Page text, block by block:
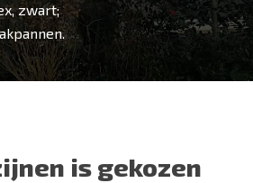
zwart;
is gekozen